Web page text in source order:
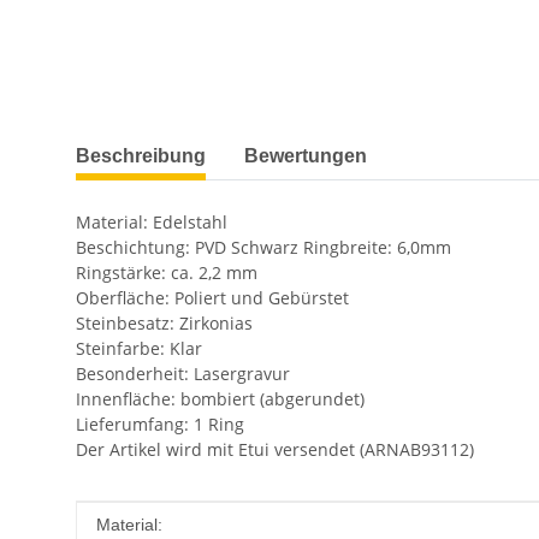
weitere Registerkarten anzeigen
Beschreibung Bewertungen
Material: Edelstahl
Beschichtung: PVD Schwarz Ringbreite: 6,0mm
Ringstärke: ca. 2,2 mm
Oberfläche: Poliert und Gebürstet
Steinbesatz: Zirkonias
Steinfarbe: Klar
Besonderheit: Lasergravur
Innenfläche: bombiert (abgerundet)
Lieferumfang: 1 Ring
Der Artikel wird mit Etui versendet (ARNAB93112)
Produkteigenschaft
Wert
Material: